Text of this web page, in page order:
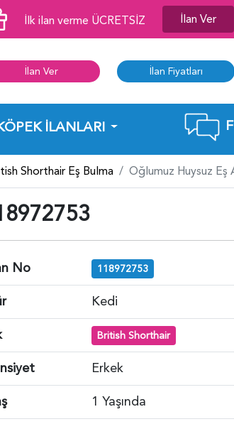
İlk ilan verme ÜCRETSİZ İlan Ver
İlan Ver İlan Fiyatları
İLANLARI
Shorthair Eş Bulma Oğlumuz Huysuz Eş
No 118972753
Kedi
British Shorthair
Erkek
1 Yaşında